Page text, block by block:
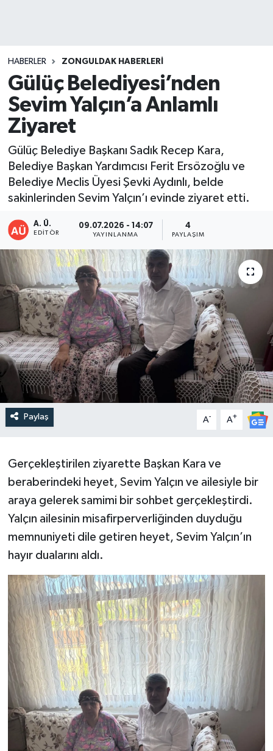
HABERLER ZONGULDAK HABERLERI
Gülüç Belediyesi’nden
Sevim Yalçın’a Anlamlı
Ziyaret
Gülüç Belediye Başkanı Sadık Recep Kara,
Belediye Başkan Yardımcısı Ferit Ersözoğlu ve
Belediye Meclis Üyesi Şevki Aydınlı, belde
sakinlerinden Sevim Yalçın’ı evinde ziyaret etti.
A. Ü.
EDITÖR
09.07.2026 - 14:07
YAYINLANMA
4
PAYLAŞIM
Paylaş A- A+
Gerçekleştirilen ziyarette Başkan Kara ve
beraberindeki heyet, Sevim Yalçın ve ailesiyle bir
araya gelerek samimi bir sohbet gerçekleştirdi.
Yalçın ailesinin misafirperverliğinden duyduğu
memnuniyeti dile getiren heyet, Sevim Yalçın’ın
hayır dualarını aldı.
EREĞLİ
GÖKÇEBEY
KARABÜK
KASTAMONU